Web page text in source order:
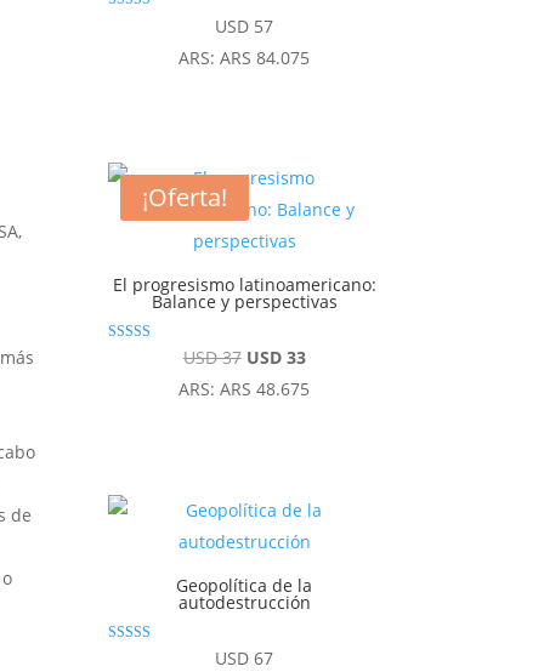
de
USD 57
ARS:ARS 84.075
¡Oferta!
El progresismo latinoamericano:
Balance y perspectivas
Valorado conUSD37 El
precio
USD33El
precio
ARS:ARS 48.675
Geopolítica de la
autodestrucción
USD 67